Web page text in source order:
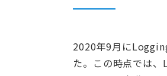
2020年9月に
た。この時点では